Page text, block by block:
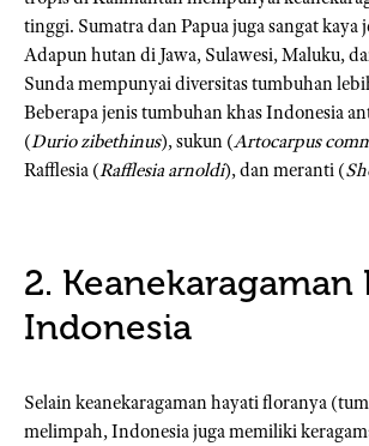
tinggi. Sumatra dan Papua juga sangat kaya
Adapun hutan di Jawa, Sulawesi, Maluku,
Sunda mempunyai diversitas tumbuhan
Beberapa jenis tumbuhan khas Indonesia
(Durio zibethinus), sukun (Artocarpus
Rafflesia (Rafflesia arnoldi), dan meranti (
2. Keanekaragaman
Indonesia
Selain keanekaragaman hayati floranya
melimpah, Indonesia juga memiliki